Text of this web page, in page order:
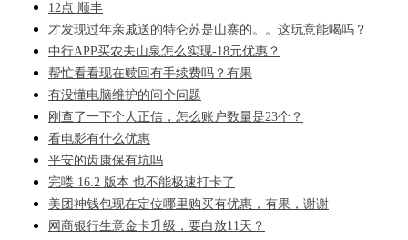
12点 顺丰
才发现过年亲戚送的特仑苏是山寨的。。这玩意能喝吗？
中行APP买农夫山泉怎么实现-18元优惠？
帮忙看看现在赎回有手续费吗？有果
有没懂电脑维护的问个问题
刚查了一下个人正信，怎么账户数量是23个？
看电影有什么优惠
平安的齿康保有坑吗
完喽 16.2 版本 也不能极速打卡了
美团神钱包现在定位哪里购买有优惠，有果，谢谢
网商银行生意金卡升级，要白放11天？